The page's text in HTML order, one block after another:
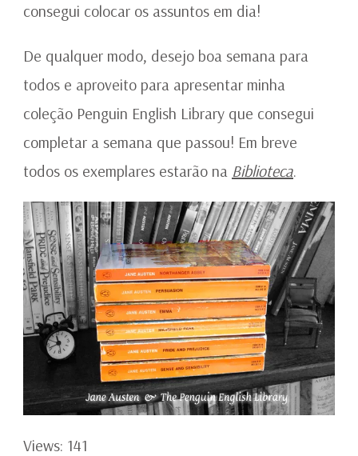
consegui colocar os assuntos em dia!
De qualquer modo, desejo boa semana para
todos e aproveito para apresentar minha
coleção Penguin English Library que consegui
completar a semana que passou! Em breve
todos os exemplares estarão na Biblioteca.
Views: 141